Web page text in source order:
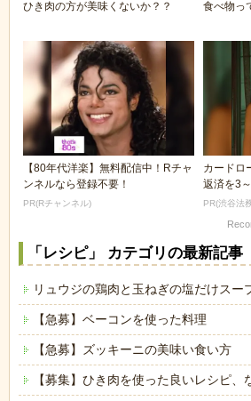
ひき肉の方が美味くないか？？
食べ物っ
【80年代洋楽】無料配信中！Rチャ
ンネルなら登録不要！
PR(Rチャンネル)
カードロ
返済を3
減額して
PR(渋谷法
「レシピ」 カテゴリの最新記事
リュウジの鶏肉と玉ねぎの塩だけスー
【急募】ベーコンを使った料理
【急募】ズッキーニの美味い食い方
【募集】ひき肉を使った良いレシピ、